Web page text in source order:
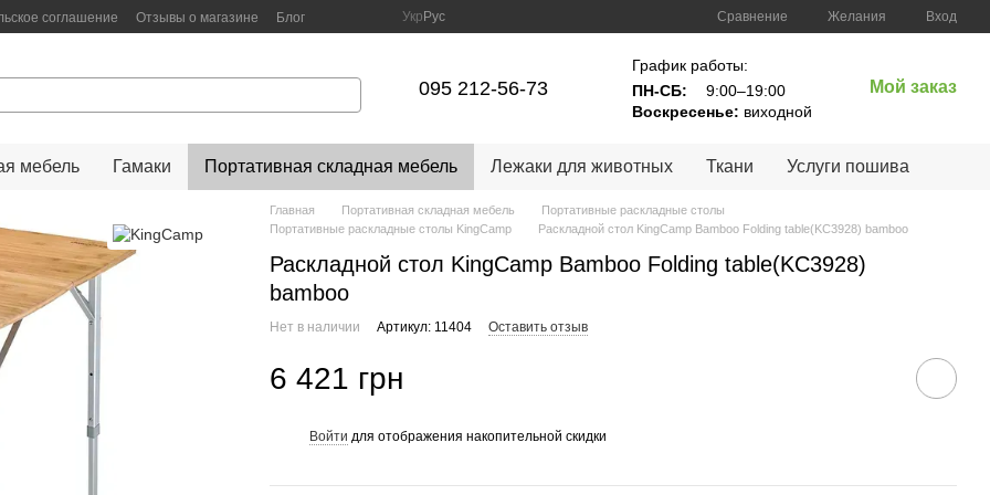
соглашение Отзывы о магазине Блог Укр Рус Сравнение Желания Вход
095 212-56-73
График работы:
ПН-СБ:
9:00–19:00
Воскресенье: виходной
Мой заказ
мебель Гамаки Портативная складная мебель Лежаки для животных Ткани Услуги пошива
Главная Портативная складная мебель
Портативные раскладные столы
Портативные раскладные столы KingCamp
Раскладной стол KingCamp Bamboo Folding table(KC3928) bamboo
Раскладной стол KingCamp Bamboo Folding table(KC3928)
bamboo
Нет в наличии Артикул: 11404 Оставить отзыв
6 421 грн
Войти для отображения накопительной скидки